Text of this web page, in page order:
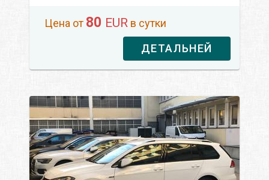
Цена от 80 EUR в сутки
ДЕТАЛЬНЕЙ